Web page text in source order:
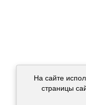
На сайте
страницы